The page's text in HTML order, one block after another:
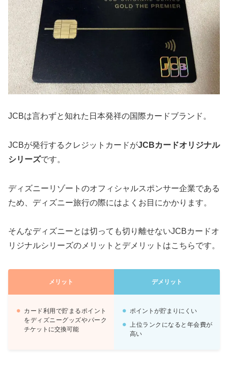
JCBは言わずと知れた日本発祥の国際カードブランド。
JCBが発行するクレジットカードがJCBカードオリジナル
シリーズです。
ディズニーリゾートのオフィシャルスポンサー企業である
ため、ディズニー旅行の際にはよくお目にかかります。
そんなディズニーとは切っても切り離せないJCBカードオ
リジナルシリーズのメリットとデメリットはこちらです。
メリット デメリット
カード利用で貯まるポイント
をディズニーグッズやパーク
チケットに交換可能
ポイントが貯まりにくい
上位ランクになると年会費が
高い